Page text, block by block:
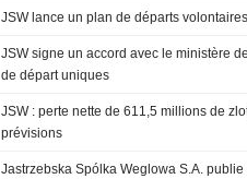
JSW lance un plan de départs volontaires
JSW signe un accord avec le ministère
de départ uniques
JSW : perte nette de 611,5 millions de
prévisions
Jastrzebska Spólka Weglowa S.A.